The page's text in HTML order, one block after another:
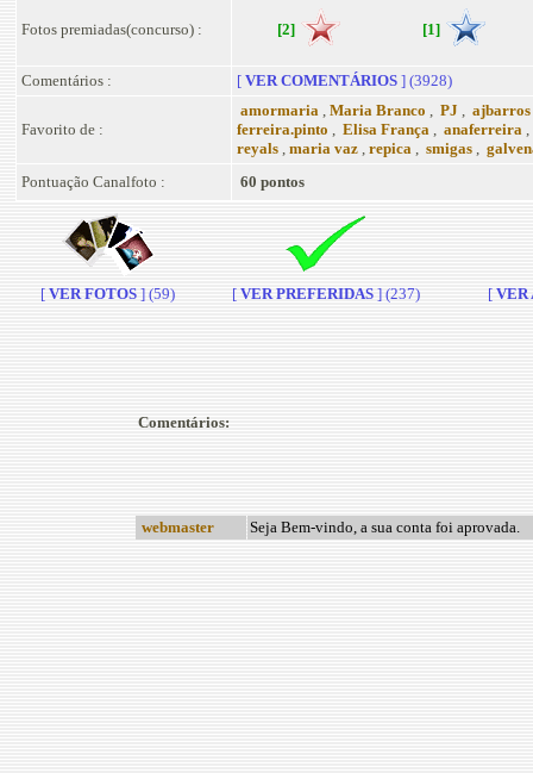
Fotos premiadas(concurso) : [2] [1]
Comentários : [ VER COMENTÁRIOS ] (3928)
Favorito de :
amormaria , Maria Branco , PJ , ajbarros
ferreira.pinto , Elisa França , anaferreira ,
reyals , maria vaz , repica , smigas ,
Pontuação Canalfoto :
60 pontos
[ VER FOTOS ] (59) [VER PREFERIDAS ] (237) [ VER
Comentários:
webmaster Seja Bem-vindo, a sua conta foi aprovada.